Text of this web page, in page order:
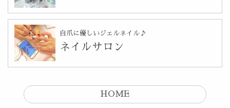
HOME
自爪に優しいジェルネイル♪
ネイルサロン